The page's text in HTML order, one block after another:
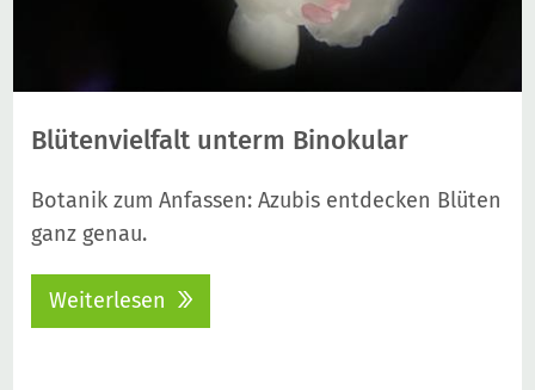
Blütenvielfalt unterm Binokular
Botanik zum Anfassen: Azubis entdecken Blüten
ganz genau.
Weiterlesen